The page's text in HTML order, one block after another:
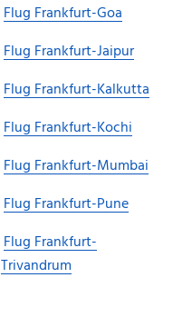
Flug Frankfurt-Goa
Flug Frankfurt-Jaipur
Flug Frankfurt-Kalkutta
Flug Frankfurt-Kochi
Flug Frankfurt-Mumbai
Flug Frankfurt-Pune
Flug Frankfurt-
Trivandrum